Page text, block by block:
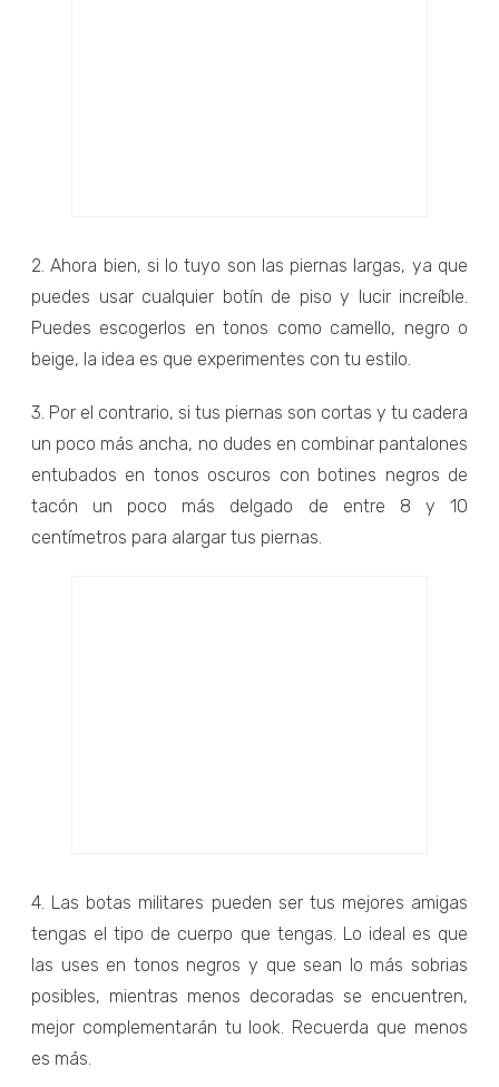
2. Ahora bien, si lo tuyo son las piernas largas, ya que
puedes usar cualquier botín de piso y lucir increíble.
Puedes escogerlos en tonos como camello, negro o
beige, la idea es que experimentes con tu estilo.
3. Por el contrario, si tus piernas son cortas y tu cadera
un poco más ancha, no dudes en combinar pantalones
entubados en tonos oscuros con botines negros de
tacón un poco más delgado de entre 8 y 10
centímetros para alargar tus piernas.
4. Las botas militares pueden ser tus mejores amigas
tengas el tipo de cuerpo que tengas. Lo ideal es que
las uses en tonos negros y que sean lo más sobrias
posibles, mientras menos decoradas se encuentren,
mejor complementarán tu look. Recuerda que menos
es más.